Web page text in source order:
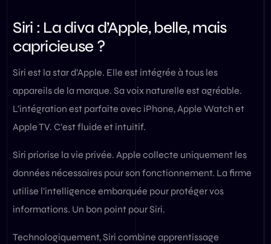
Siri : La diva d’Apple, belle, mais
capricieuse ?
Siri est la star d’Apple. Elle est intégrée à tous les
appareils de la marque. Sa voix naturelle est agréable.
L’intégration est parfaite avec iPhone, Apple Watch et
Apple TV. C’est fluide et intuitif.
Siri priorise la vie privée. Apple collecte uniquement les
données nécessaires pour son fonctionnement. La firme
utilise l’intelligence embarquée pour protéger vos
informations. Un bon point pour Siri.
Technologiquement, Siri combine apprentissage